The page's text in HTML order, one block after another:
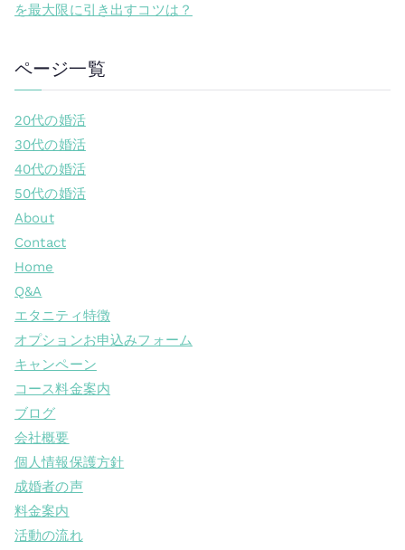
を最大限に引き出すコツは？
ページ一覧
20代の婚活
30代の婚活
40代の婚活
50代の婚活
About
Contact
Home
Q&A
エタニティ特徴
オプションお申込みフォーム
キャンペーン
コース料金案内
ブログ
会社概要
個人情報保護方針
成婚者の声
料金案内
活動の流れ